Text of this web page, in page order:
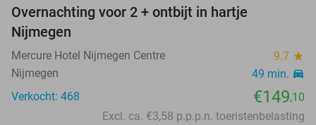
Overnachting voor 2 + ontbijt in hartje
Nijmegen
Mercure Hotel Nijmegen Centre 9.7 star
Nijmegen 49 min. directions_car
Verkocht: 468 €149,10
Excl. ca. €3,58 p.p.p.n. toeristenbelasting